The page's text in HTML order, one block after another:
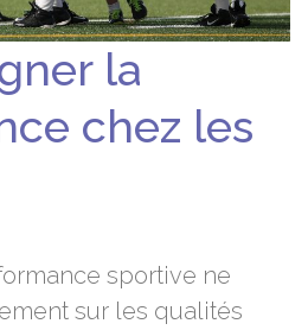
la
chez les
sportive ne
sur les qualités